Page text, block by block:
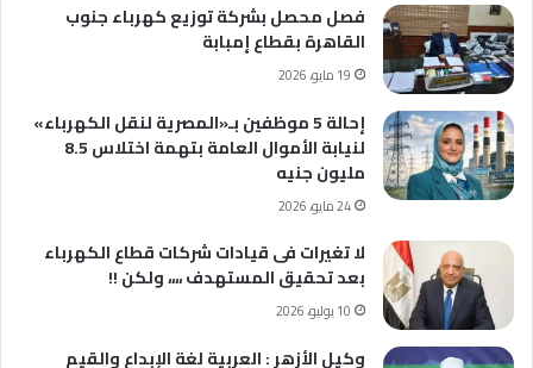
فصل محصل بشركة توزيع كهرباء جنوب
القاهرة بقطاع إمبابة
19 مايو، 2026
إحالة 5 موظفين بـ«المصرية لنقل الكهرباء»
لنيابة الأموال العامة بتهمة اختلاس 8.5
مليون جنيه
24 مايو، 2026
لا تغيرات فى قيادات شركات قطاع الكهرباء
بعد تحقيق المستهدف ،،،، ولكن !!
10 يوليو، 2026
وكيل الأزهر : العربية لغة الإبداع والقيم